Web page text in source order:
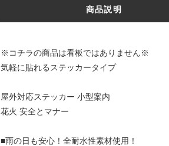
商品説明
※コチラの商品は看板ではありません※
気軽に貼れるステッカータイプ
屋外対応ステッカー 小型案内
花火 安全とマナー
■雨の日も安心！全耐水性素材使用！